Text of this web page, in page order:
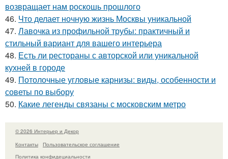
возвращает нам роскошь прошлого
46. Что делает ночную жизнь Москвы уникальной
47. Лавочка из профильной трубы: практичный и
стильный вариант для вашего интерьера
48. Есть ли рестораны с авторской или уникальной
кухней в городе
49. Потолочные угловые карнизы: виды, особенности и
советы по выбору
50. Какие легенды связаны с московским метро
© 2026 Интерьер и Декор
Контакты
Пользовательское соглашение
Политика конфидециальности